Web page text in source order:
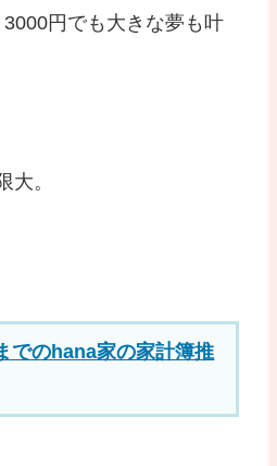
円でも大きな夢も叶
大。
でのhana家の家計簿推